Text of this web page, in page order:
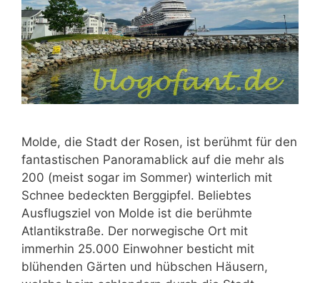
Molde, die Stadt der Rosen, ist berühmt für den
fantastischen Panoramablick auf die mehr als
200 (meist sogar im Sommer) winterlich mit
Schnee bedeckten Berggipfel. Beliebtes
Ausflugsziel von Molde ist die berühmte
Atlantikstraße. Der norwegische Ort mit
immerhin 25.000 Einwohner besticht mit
blühenden Gärten und hübschen Häusern,